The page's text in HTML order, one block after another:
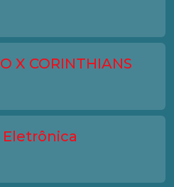
X CORINTHIANS